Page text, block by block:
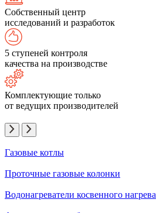
Собственный центр
исследований и разработок
5 ступеней контроля
качества на производстве
Комплектующие только
от ведущих производителей
Газовые котлы
Проточные газовые колонки
Водонагреватели косвенного нагрева